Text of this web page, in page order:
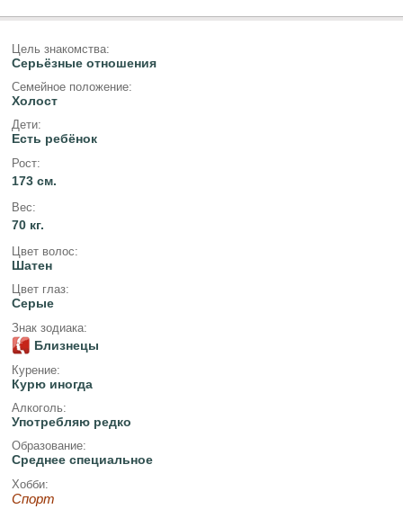
Цель знакомства:
Серьёзные отношения
Семейное положение:
Холост
Дети:
Есть ребёнок
Рост:
173 см.
Вес:
70 кг.
Цвет волос:
Шатен
Цвет глаз:
Серые
Знак зодиака:
Близнецы
Курение:
Курю иногда
Алкоголь:
Употребляю редко
Образование:
Среднее специальное
Хобби:
Спорт